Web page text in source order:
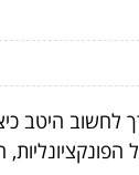
לחשוב היטב